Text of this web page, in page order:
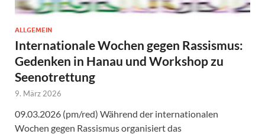
ALLGEMEIN
Internationale Wochen gegen Rassismus:
Gedenken in Hanau und Workshop zu
Seenotrettung
9. März 2026
09.03.2026 (pm/red) Während der internationalen
Wochen gegen Rassismus organisiert das